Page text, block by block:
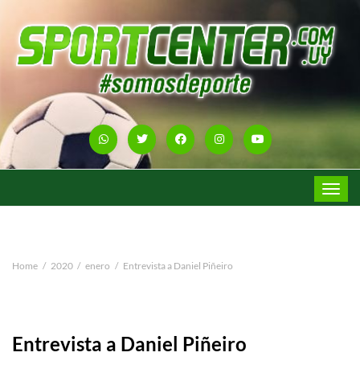
Toggle
Home 2020 enero Entrevista a Daniel Piñeiro
Entrevista a Daniel Piñeiro